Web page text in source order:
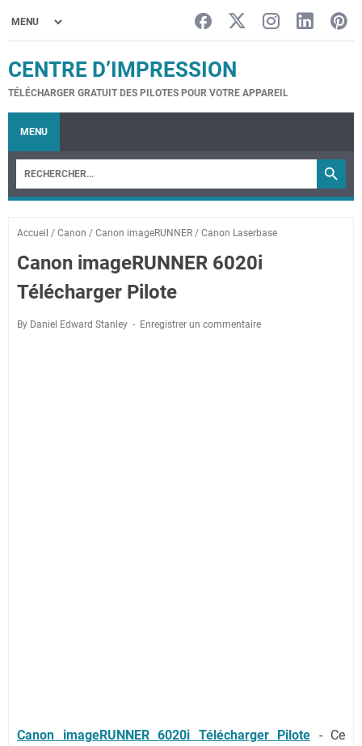
CENTRE D’IMPRESSION
TÉLÉCHARGER GRATUIT DES PILOTES POUR VOTRE APPAREIL
MENU
Accueil / Canon / Canon imageRUNNER / Canon Laserbase
Canon imageRUNNER 6020i
Télécharger Pilote
By Daniel Edward Stanley Enregistrer un commentaire
Canon imageRUNNER 6020i Télécharger Pilote - Ce